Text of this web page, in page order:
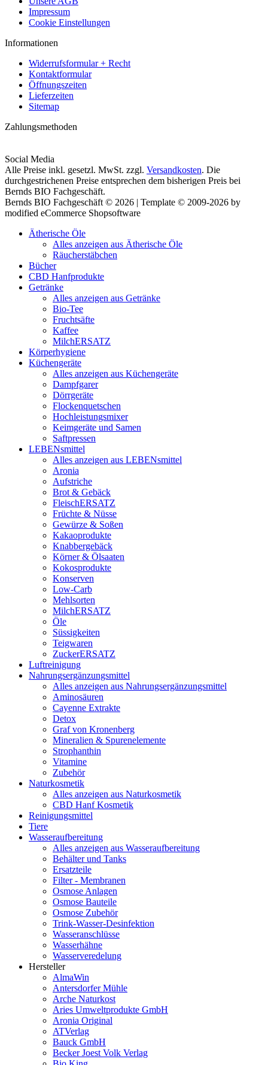
Impressum
Cookie Einstellungen
Informationen
Widerrufsformular + Recht
Kontaktformular
Öffnungszeiten
Lieferzeiten
Sitemap
Zahlungsmethoden
Social Media
Alle Preise inkl. gesetzl. MwSt. zzgl. Versandkosten. Die
durchgestrichenen Preise entsprechen dem bisherigen Preis bei
Bernds BIO Fachgeschäft.
Bernds BIO Fachgeschäft © 2026 | Template © 2009-2026 by
modified eCommerce Shopsoftware
Ätherische Öle
Alles anzeigen aus Ätherische Öle
Räucherstäbchen
Bücher
CBD Hanfprodukte
Getränke
Alles anzeigen aus Getränke
Bio-Tee
Fruchtsäfte
Kaffee
MilchERSATZ
Körperhygiene
Küchengeräte
Alles anzeigen aus Küchengeräte
Dampfgarer
Dörrgeräte
Flockenquetschen
Hochleistungsmixer
Keimgeräte und Samen
Saftpressen
LEBENsmittel
Alles anzeigen aus LEBENsmittel
Aronia
Aufstriche
Brot & Gebäck
FleischERSATZ
Früchte & Nüsse
Gewürze & Soßen
Kakaoprodukte
Knabbergebäck
Körner & Ölsaaten
Kokosprodukte
Konserven
Low-Carb
Mehlsorten
MilchERSATZ
Öle
Süssigkeiten
Teigwaren
ZuckerERSATZ
Luftreinigung
Nahrungsergänzungsmittel
Alles anzeigen aus Nahrungsergänzungsmittel
Aminosäuren
Cayenne Extrakte
Detox
Graf von Kronenberg
Mineralien & Spurenelemente
Strophanthin
Vitamine
Zubehör
Naturkosmetik
Alles anzeigen aus Naturkosmetik
CBD Hanf Kosmetik
Reinigungsmittel
Tiere
Wasseraufbereitung
Alles anzeigen aus Wasseraufbereitung
Behälter und Tanks
Ersatzteile
Filter - Membranen
Osmose Anlagen
Osmose Bauteile
Osmose Zubehör
Trink-Wasser-Desinfektion
Wasseranschlüsse
Wasserhähne
Wasserveredelung
Hersteller
AlmaWin
Antersdorfer Mühle
Arche Naturkost
Aries Umweltprodukte GmbH
Aronia Original
ATVerlag
Bauck GmbH
Becker Joest Volk Verlag